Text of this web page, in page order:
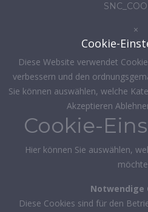
×
Cookie-
Diese Website verwendet
verbessern und den
Sie können auswählen, welche
Akzeptieren
Cookie-
Hier können Sie auswählen,
Notwendige
Diese Cookies sind für den